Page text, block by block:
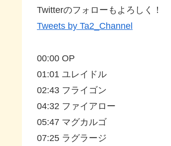
Twitterのフォローもよろしく！
Tweets by Ta2_Channel
00:00 OP
01:01 ユレイドル
02:43 フライゴン
04:32 ファイアロー
05:47 マグカルゴ
07:25 ラグラージ